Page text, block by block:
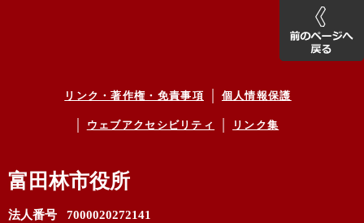
リンク・著作権・免責事項 個人情報保護
ウェブアクセシビリティ リンク集
富田林市役所
法人番号 7000020272141